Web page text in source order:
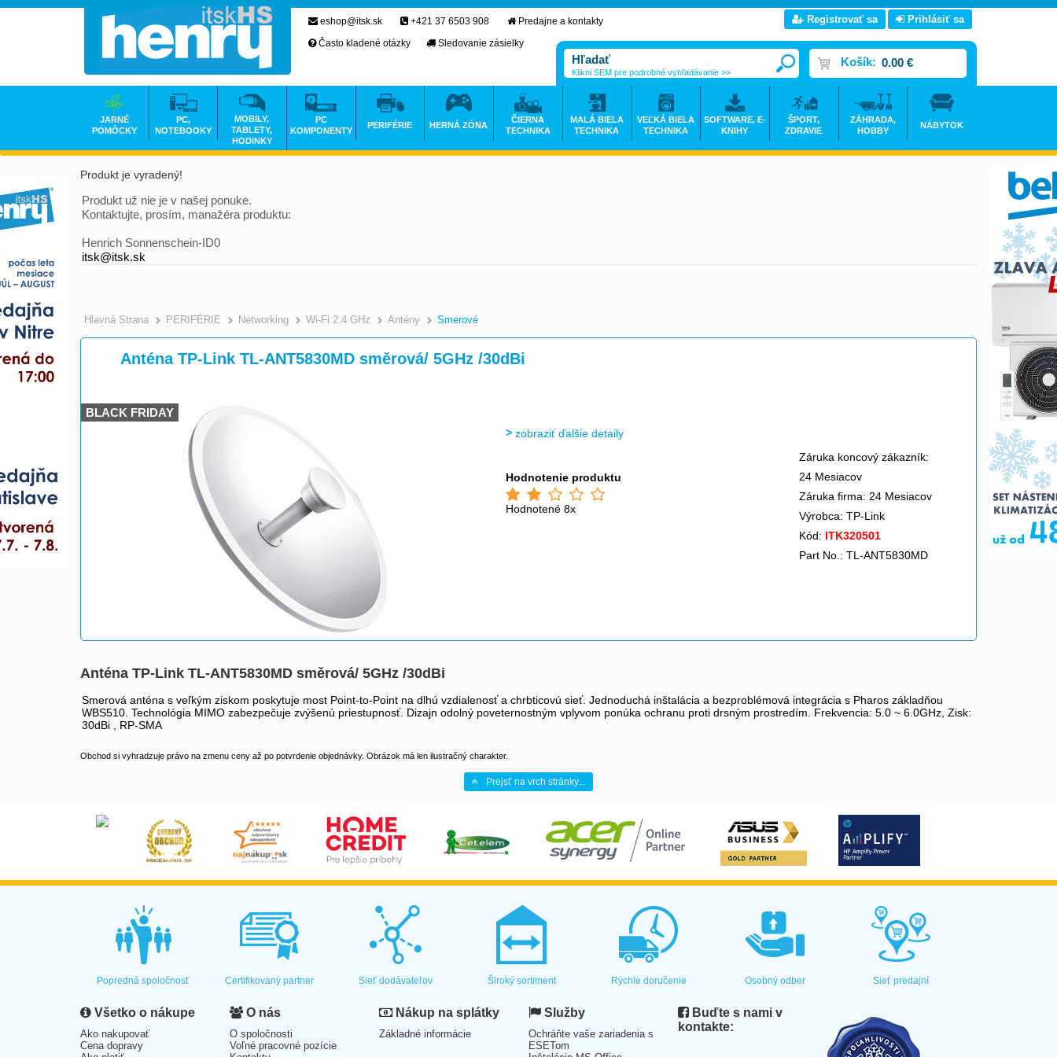
Produkt je vyradený!
Produkt už nie je v našej ponuke.
Kontaktujte, prosím, manažéra produktu:
Henrich Sonnenschein-ID0
itsk@itsk.sk
Hlavná Strana >
PERIFÉRIE >
Networking >
Wi-Fi 2.4 GHz >
Antény >
Smerové
Anténa TP-Link TL-ANT5830MD směrová/ 5GHz /30dBi
BLACK FRIDAY
zobraziť ďalšie detaily
Hodnotenie produktu
Hodnotené 8x
Záruka koncový zákazník:
24 Mesiacov
Záruka firma: 24 Mesiacov
Výrobca: TP-Link
Kód: ITK320501
Part No.: TL-ANT5830MD
Anténa TP-Link TL-ANT5830MD směrová/ 5GHz /30dBi
Smerová anténa s veľkým ziskom poskytuje most Point-to-Point na dlhú vzdialenosť a chrbticovú sieť. Jednoduchá inštalácia a bezproblémová integrácia s Pharos základňou
WBS510. Technológia MIMO zabezpečuje zvýšenú priestupnosť. Dizajn odolný poveternostným vplyvom ponúka ochranu proti drsným prostredím. Frekvencia: 5.0 ~ 6.0GHz, Zisk:
30dBi , RP-SMA
Obchod si vyhradzuje právo na zmenu ceny až po potvrdenie objednávky. Obrázok má len ilustračný charakter.
Prejsť na vrch stránky...
eshop@itsk.sk +421 37 6503 908
Predajne a kontakty
Často kladené otázky
Sledovanie zásielky
Registrovať sa Prihlásiť sa
Košík: 0.00 €
Klikni SEM pre podrobné vyhľadávanie >>
JARNÉ
POMÔCKY
PC,
NOTEBOOKY
MOBILY,
TABLETY,
HODINKY
PC
KOMPONENTY
PERIFÉRIE HERNÁ ZÓNA
ČIERNA
TECHNIKA
MALÁ BIELA
TECHNIKA
VEĽKÁ BIELA
TECHNIKA
SOFTWARE, E-
KNIHY
ŠPORT,
ZDRAVIE
ZÁHRADA,
HOBBY
NÁBYTOK
Popredná spoločnosť Certifikovaný partner Sieť dodávateľov Široký sortiment Rýchle doručenie Osobný odber Sieť predajní
Všetko o nákupe
Ako nakupovať
Cena dopravy
O nás
O spoločnosti
Voľné pracovné pozície
Nákup na splátky
Základné informácie
Služby
Ochráňte vaše zariadenia s
ESETom
Buďte s nami v
kontakte: